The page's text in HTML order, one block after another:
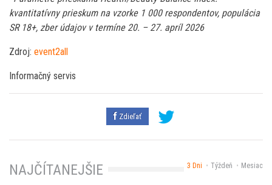
kvantitatívny prieskum na vzorke 1 000 respondentov, populácia
SR 18+, zber údajov v termíne 20. – 27. apríl 2026
Zdroj: event2all
Informačný servis
Zdieľať
3 Dni Týždeň Mesiac
NAJČÍTANEJŠIE